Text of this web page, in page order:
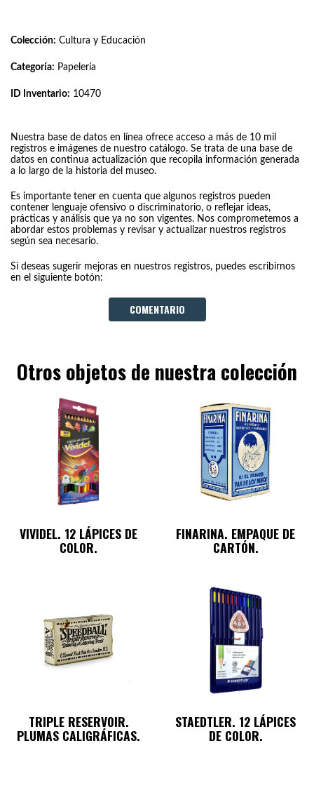
Colección: Cultura y Educación
Categoría: Papelería
ID Inventario: 10470
Nuestra base de datos en línea ofrece acceso a más de 10 mil
registros e imágenes de nuestro catálogo. Se trata de una base de
datos en continua actualización que recopila información generada
a lo largo de la historia del museo.
Es importante tener en cuenta que algunos registros pueden
contener lenguaje ofensivo o discriminatorio, o reflejar ideas,
prácticas y análisis que ya no son vigentes. Nos comprometemos a
abordar estos problemas y revisar y actualizar nuestros registros
según sea necesario.
Si deseas sugerir mejoras en nuestros registros, puedes escribirnos
en el siguiente botón:
COMENTARIO
Otros objetos de nuestra colección
VIVIDEL. 12 LÁPICES DE
COLOR.
FINARINA. EMPAQUE DE
CARTÓN.
TRIPLE RESERVOIR.
PLUMAS CALIGRÁFICAS.
STAEDTLER. 12 LÁPICES
DE COLOR.